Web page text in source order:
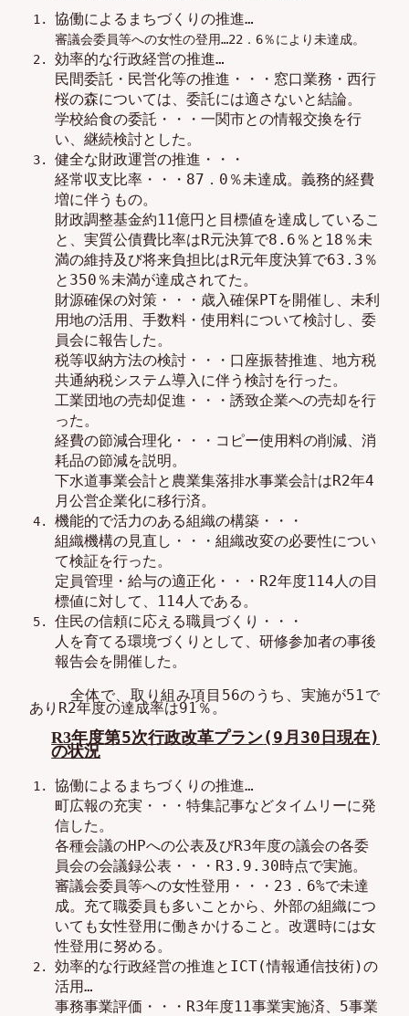
協働によるまちづくりの推進…
審議会委員等への女性の登用…22． 6％により未達成。
効率的な行政経営の推進…
民間委託・民営化等の推進 ・・・ 窓口業務・西行
桜の森については、委託には適さないと結論。
学校給食の委託 ・・・ 一関市との情報交換を行
い、継続検討とした。
健全な財政運営の推進・・・
経常収支比率 ・・・ 87．0 ％未達成。 義務的経費
増に伴うもの。
財政調整基金約11億円 と 目標値を達成しているこ
と、実質公債費比率はR元決算で8 . 6 ％ と 18 ％未
満の維持及び将来負担比はR元年度決算で63 . 3 ％
と 350 ％未満が達成されてた。
財源確保の対策 ・・・ 歳入確保PTを開催 し、未利
用地の活用 、 手数料・使用料について検討し、委
員会に報告した。
税等収納方法の検討 ・・・ 口座振替推進、 地方税
共通納税システム導入に伴う検討を行った。
工業団地の売却促進 ・・・ 誘致企業への売却を行
った。
経費の節減合理化 ・・・ コピー使用料の削減、消
耗品の節減を説明。
下水道事業会計と 農業集落排水事業会計はR2年4
月公営企業化に移行済。
機能的で活力のある組織の構築 ・・・
組織機構の見直し ・・・ 組織改変の必要性につい
て検証を行った。
定員管理・給与の適正化 ・・・ R2年度114人の目
標値に対して、
114人である。
住民の信頼に応える職員づくり ・・・
人を育てる環境づくりとして、 研修参加者の事後
報告会を開催した。
全体で、取り組み項目56のうち、実施が51で
あり R2年度の達成率は91％。
R3年度第5次行政改革プラン(9月 30 日現在)
の状況
協働によるまちづくりの推進…
町広報の充実 ・・・ 特集記事などタイムリーに発
信した。
各種会議のHPへの公表及びR3年度の議会の各委
員会の会議録公表 ・・・ R3 .9.30時点で実施。
審議会委員等への女性登用 ・・・ 23．6%で未達
成。充て職委員も多いことから、外部の組織につ
いても女性登用に働きかけること。 改選時には女
性登用に努める。
効率的な行政経営の推進と ICT(情報通信技術)の
活用…
事務事業評価 ・・・ R3年度11事業実施済、 5事業